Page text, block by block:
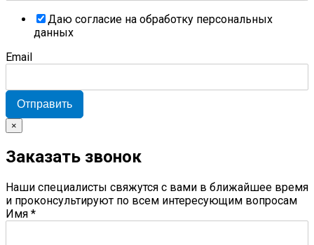
Даю согласие на обработку персональных
данных
Email
Отправить
×
Заказать звонок
Наши специалисты свяжутся с вами в ближайшее время
и проконсультируют по всем интересующим вопросам
Имя *